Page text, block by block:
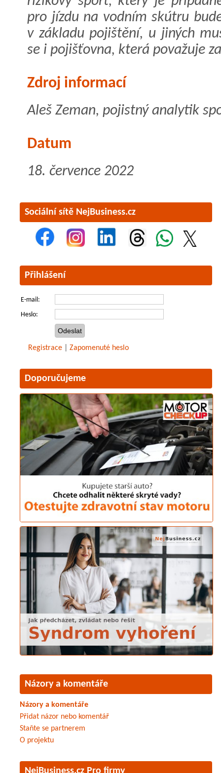
pro jízdu na vodním skútru
v základu pojištění, u jiných
se i pojišťovna, která považuje
Zdroj informací
Aleš Zeman, pojistný analytik
Datum
18. července 2022
Sociální sítě NejBusiness.cz
Přihlášení
E-mail:
Heslo:
Registrace Zapomenuté heslo
Doporučujeme
Názory a komentáře
Názory a komentáře
Přidat názor nebo komentář
Staňte se partnerem
O projektu